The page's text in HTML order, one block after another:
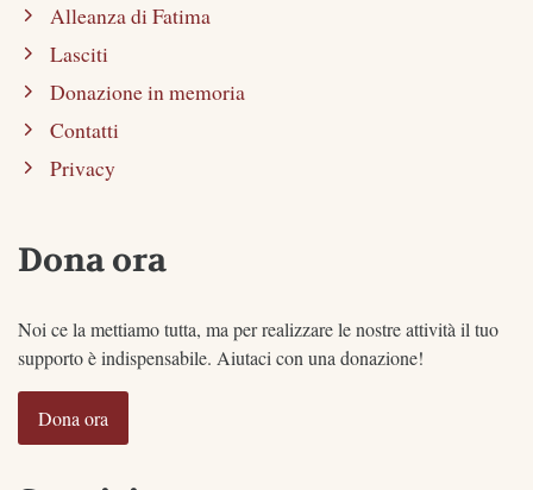
Alleanza di Fatima
Lasciti
Donazione in memoria
Contatti
Privacy
Dona ora
Noi ce la mettiamo tutta, ma per realizzare le nostre attività il tuo
supporto è indispensabile. Aiutaci con una donazione!
Dona ora